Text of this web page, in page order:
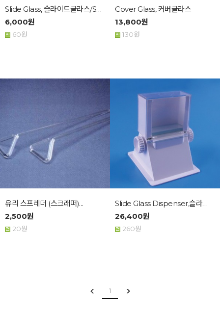
Slide Glass, 슬라이드글라스/Superio...
6,000원
60원
Cover Glass, 커버글라스
13,800원
130원
유리 스프레더 (스크래퍼)...
2,500원
20원
Slide Glass Dispenser,슬라이드 글...
26,400원
260원
1